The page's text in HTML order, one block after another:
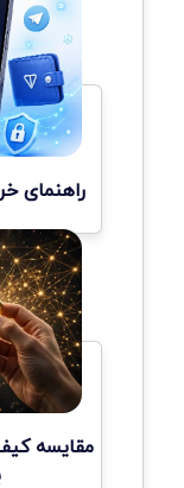
راهنمای
مقایسه